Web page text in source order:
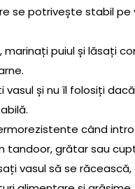
se potrivește stabil pe
puiul și lăsați
vasul și nu îl folosiți
când
tandoor, grătar sau
vasul să se răcească,